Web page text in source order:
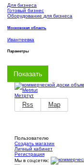
Для бизнеса
Готовый бизнес
Оборудование для бизнеса
Московская область
Ивантеевка
Параметры
Метртут
Rss Map
Пользователю
Создать магазин
Личный кабинет
Регистрация
Мы в соцсетях: